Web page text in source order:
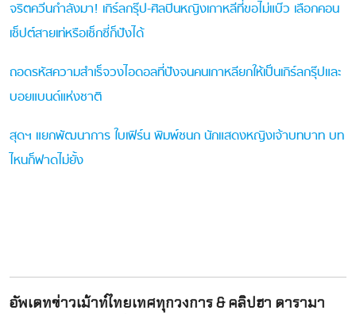
จริตควีนกำลังมา! เกิร์ลกรุ๊ป-ศิลปินหญิงเกาหลีที่ขอไม่แบ๊ว เลือกคอน
เซ็ปต์สายเท่หรือเซ็กซี่ก็ปังได้
ถอดรหัสความสำเร็จวงไอดอลที่ปังจนคนเกาหลียกให้เป็นเกิร์ลกรุ๊ปและ
บอยแบนด์แห่งชาติ
สุดฯ แยกพัฒนาการ ใบเฟิร์น พิมพ์ชนก นักแสดงหญิงเจ้าบทบาท บท
ไหนก็ฟาดไม่ยั้ง
อัพเดทข่าวเม้าท์ไทยเทศทุกวงการ & คลิปฮา ดารามา